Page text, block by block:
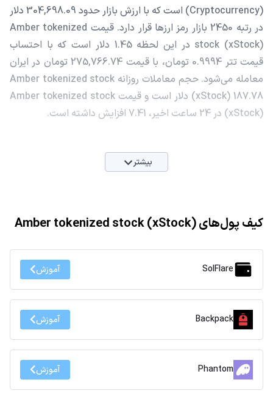
(Cryptocurrency) است که با ارزش بازار حدود 304,698.09 دلار
در رتبه 2450 بازار رمز ارزها قرار دارد. قیمت Amber tokenized
stock (xStock) در این لحظه 1.45 دلار است که با احتساب
قیمت تتر 0.9994 تومان، با قیمت 275,766.74 تومان در ایران
معامله می‌شود. حجم معاملات روزانه Amber tokenized stock
(xStock) 187.78 دلار است و قیمت Amber tokenized stock
(xStock) در 24 ساعت اخیر، 7.41 افزایش داشته است.
بیشتر
کیف پول‌های Amber tokenized stock (xStock)
SolFlare آموزش
Backpack آموزش
Phantom آموزش